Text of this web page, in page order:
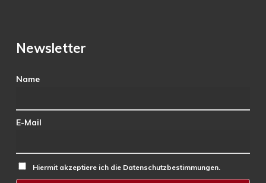
Newsletter
Name
E-Mail
Hiermit akzeptiere ich die Datenschutzbestimmungen.